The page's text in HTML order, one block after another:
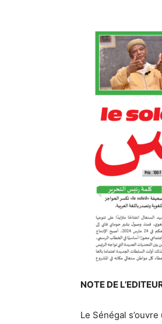
NOTE DE
Le Sénégal